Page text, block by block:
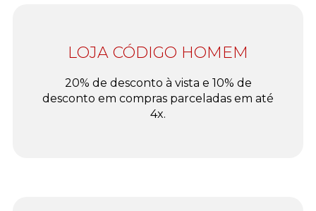
LOJA CÓDIGO HOMEM
20% de desconto à vista e 10% de
desconto em compras parceladas em até
4x.